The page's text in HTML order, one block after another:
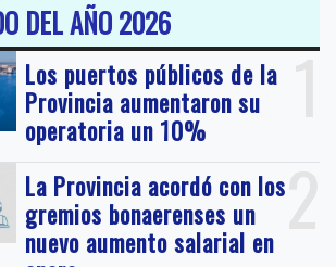
DEL AÑO 2026
1
Los puertos públicos de la
Provincia aumentaron su
operatoria un 10%
2
La Provincia acordó con los
gremios bonaerenses un
nuevo aumento salarial en